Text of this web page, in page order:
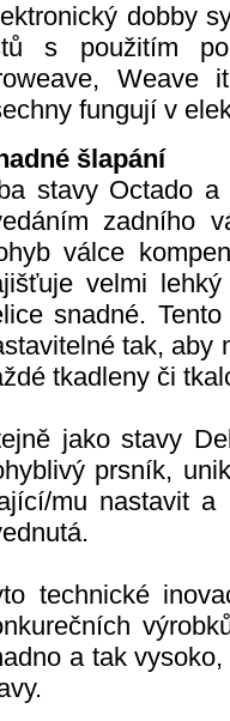
dobby
s použitím
Weave
fungují v
šlapání
stavy Octado a
zadního
válce
velmi
snadné.
tak, aby
tkadleny či
jako stavy
prsník,
mu nastavit a
technické
a tak